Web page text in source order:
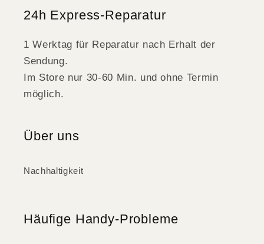
24h Express-Reparatur
1 Werktag für Reparatur nach Erhalt der
Sendung.
Im Store nur 30-60 Min. und ohne Termin
möglich.
Über uns
Nachhaltigkeit
Häufige Handy-Probleme